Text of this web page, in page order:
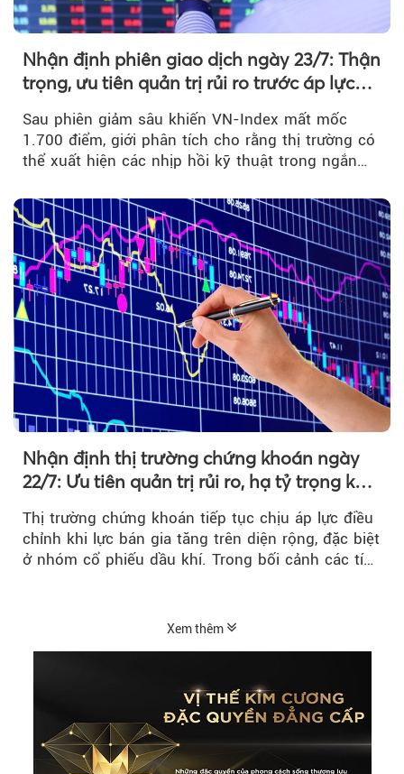
Nhận định phiên giao dịch ngày 23/7: Thận
trọng, ưu tiên quản trị rủi ro trước áp lực
Sau phiên giảm sâu khiến VN-Index mất mốc
1.700 điểm, giới phân tích cho rằng thị trường có
thể xuất hiện các nhịp hồi kỹ thuật trong ngắn
Nhận định thị trường chứng khoán ngày
22/7: Ưu tiên quản trị rủi ro, hạ tỷ trọng khi
Thị trường chứng khoán tiếp tục chịu áp lực điều
chỉnh khi lực bán gia tăng trên diện rộng, đặc biệt
ở nhóm cổ phiếu dầu khí. Trong bối cảnh các tín
Xem thêm